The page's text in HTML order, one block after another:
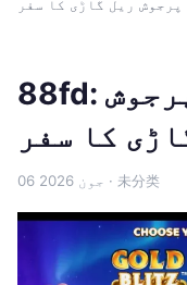
پرجوش ریل گاڑی کا سفر
88fd: ایک میٹھی اور پرجوش
کا سفر
06 جون 2026 · 未分类